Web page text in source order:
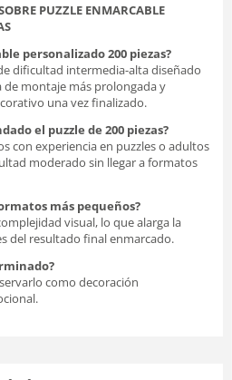
PUZZLE ENMARCABLE
personalizado 200 piezas?
dificultad intermedia-alta diseñado
de montaje más prolongada y
una vez finalizado.
el puzzle de 200 piezas?
con experiencia en puzzles o adultos
moderado sin llegar a formatos
más pequeños?
visual, lo que alarga la
del resultado final enmarcado.
como decoración